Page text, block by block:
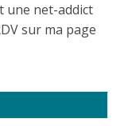
une net-addict
sur ma page